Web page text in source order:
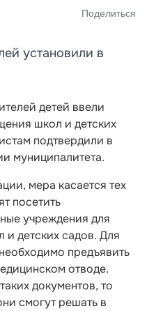
Поделиться
установили в
детей ввели
школ и детских
подтвердили в
муниципалитета.
мера касается тех
посетить
учреждения для
детских садов. Для
предъявить
отводе.
документов, то
смогут решать в